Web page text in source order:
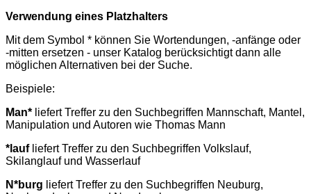
Verwendung eines Platzhalters
Mit dem Symbol * können Sie Wortendungen, -anfänge oder
-mitten ersetzen - unser Katalog berücksichtigt dann alle
möglichen Alternativen bei der Suche.
Beispiele:
Man* liefert Treffer zu den Suchbegriffen Mannschaft, Mantel,
Manipulation und Autoren wie Thomas Mann
*lauf liefert Treffer zu den Suchbegriffen Volkslauf,
Skilanglauf und Wasserlauf
N*burg liefert Treffer zu den Suchbegriffen Neuburg,